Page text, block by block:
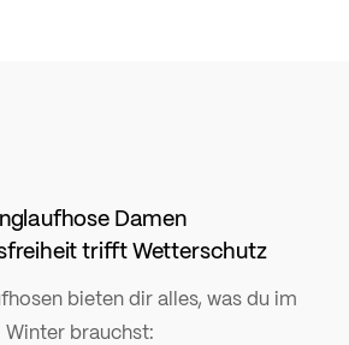
Damen
trifft Wetterschutz
bieten dir alles, was du im
Winter brauchst: